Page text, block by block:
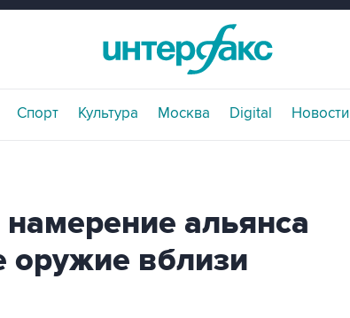
Спорт Культура Москва Digital Новости
альянса
оружие вблизи